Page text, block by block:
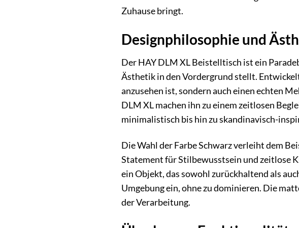
Zuhause bringt.
Designphilosophie und
Der HAY DLM XL Beistelltisch ist ein
Ästhetik in den Vordergrund stellt.
anzusehen ist, sondern auch einen echten
DLM XL machen ihn zu einem zeitlosen
minimalistisch bis hin zu skandinavisch-
Die Wahl der Farbe Schwarz verleiht dem
Statement für Stilbewusstsein und zeitlose
ein Objekt, das sowohl zurückhaltend als
Umgebung ein, ohne zu dominieren. Die
der Verarbeitung.